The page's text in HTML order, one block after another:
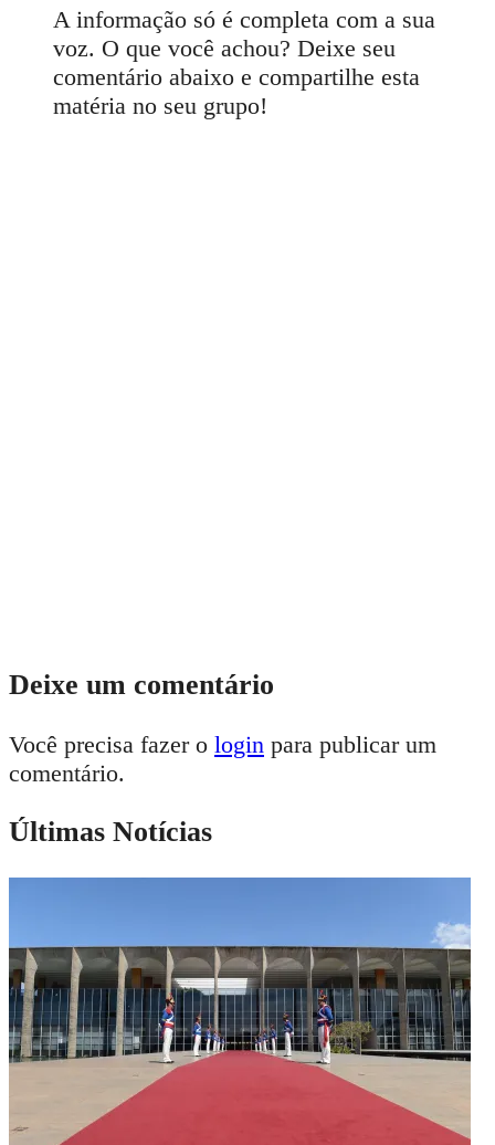
A informação só é completa com a sua
voz. O que você achou? Deixe seu
comentário abaixo e compartilhe esta
matéria no seu grupo!
Deixe um comentário
Você precisa fazer o login para publicar um
comentário.
Últimas Notícias